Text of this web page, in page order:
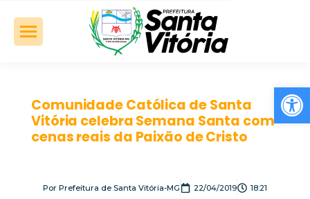
Comunidade Católica de Santa
Vitória celebra Semana Santa com
cenas reais da Paixão de Cristo
Por Prefeitura de Santa Vitória-MG 22/04/2019 18:21